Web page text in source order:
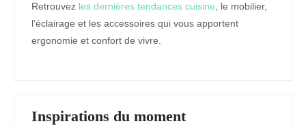
Retrouvez les dernières tendances cuisine , le mobilier,
l’éclairage et les accessoires qui vous apportent
ergonomie et confort de vivre.
Inspirations du moment